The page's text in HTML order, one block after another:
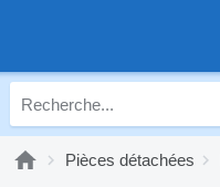
Pièces détachées